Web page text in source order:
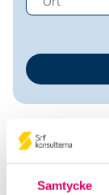
Samtycke